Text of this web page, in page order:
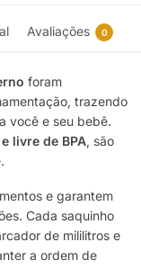
Avaliações 0
foram
trazendo
você e seu bebê.
livre de BPA, são
e garantem
Cada saquinho
de mililitros e
a ordem de